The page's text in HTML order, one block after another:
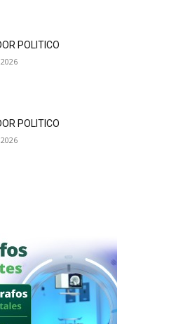
POLITICO
POLITICO